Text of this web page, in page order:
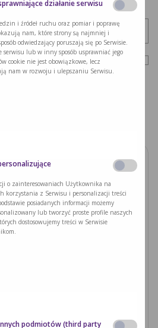
podczas pisania kolejnych
Z PAPIERU RYŻOWEGO Z
I WARZYWAMI
dalej >
działanie serwisu
i źródeł ruchu oraz pomiar i poprawę
nam, które strony są najmniej i
odwiedzający poruszają się po Serwisie.
serwisu lub w inny sposób usprawniać jego
cookie nie jest obowiązkowe, lecz
nam w rozwoju i ulepszaniu Serwisu.
o zainteresowaniach Użytkownika na
korzystania z Serwisu i personalizacji treści
posiadanych informacji możemy
lub tworzyć proste profile naszych
dostosowujemy treści w Serwisie
podmiotów (third party